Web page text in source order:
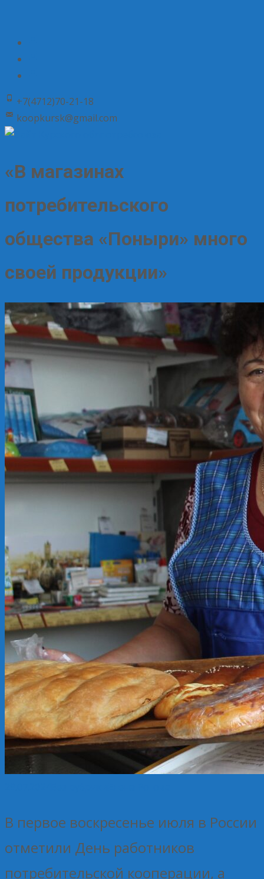
+7(4712)70-21-18
koopkursk@gmail.com
«В магазинах
потребительского
общества «Поныри» много
своей продукции»
В первое воскресенье июля в России
отметили День работников
потребительской кооперации, а